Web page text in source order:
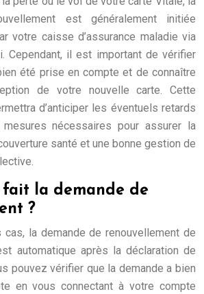
est généralement initiée
votre caisse d’assurance maladie via
Cependant, il est important de vérifier
été prise en compte et de connaître
de votre nouvelle carte. Cette
d’anticiper les éventuels retards
nécessaires pour assurer la
santé et une bonne gestion de
fait la demande de
?
cas, la demande de renouvellement de
automatique après la déclaration de
pouvez vérifier que la demande a bien
en vous connectant à votre compte